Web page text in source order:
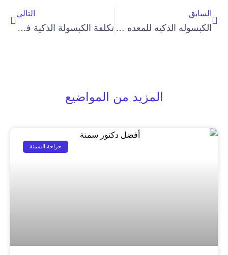
السابق
الكبسوله الذكيه للمعده 2024
التالي
تكلفة الكبسولة الذكية في مصر 2024
المزيد من المواضيع
جراحة السمنة